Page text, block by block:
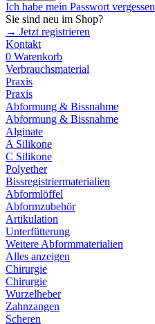
Ich habe mein Passwort vergessen
Sie sind neu im Shop?
→ Jetzt registrieren
Kontakt
0 Warenkorb
Verbrauchsmaterial
Praxis
Praxis
Abformung & Bissnahme
Abformung & Bissnahme
Alginate
A Silikone
C Silikone
Polyether
Bissregistriermaterialien
Abformlöffel
Abformzubehör
Artikulation
Unterfütterung
Weitere Abformmaterialien
Alles anzeigen
Chirurgie
Chirurgie
Wurzelheber
Zahnzangen
Scheren